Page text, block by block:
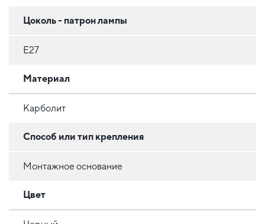
Цоколь - патрон лампы
E27
Материал
Карболит
Способ или тип крепления
Монтажное основание
Цвет